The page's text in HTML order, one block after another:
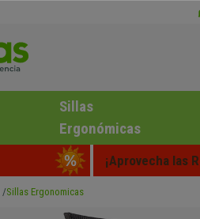
Sillas
Ergonómicas
¡Aprovecha las
Sillas Ergonomicas